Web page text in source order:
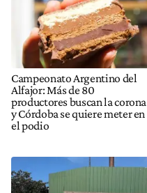
Campeonato Argentino del
Alfajor: Más de 80
productores buscan la corona
y Córdoba se quiere meter en
el podio